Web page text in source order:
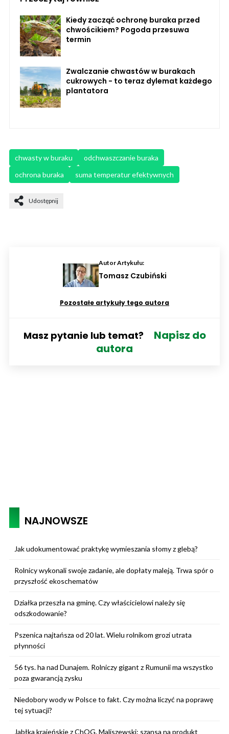
Kiedy zacząć ochronę buraka przed
chwościkiem? Pogoda przesuwa
termin
Zwalczanie chwastów w burakach
cukrowych - to teraz dylemat każdego
plantatora
chwasty w buraku
odchwaszczanie buraka
ochrona buraka
suma temperatur efektywnych
Udostępnij
Autor Artykułu:
Tomasz Czubiński
Pozostałe artykuły tego autora
Masz pytanie lub temat?
Napisz do
autora
NAJNOWSZE
Jak udokumentować praktykę wymieszania słomy z glebą?
Rolnicy wykonali swoje zadanie, ale dopłaty maleją. Trwa spór o
przyszłość ekoschematów
Działka przeszła na gminę. Czy właścicielowi należy się
odszkodowanie?
Pszenica najtańsza od 20 lat. Wielu rolnikom grozi utrata
płynności
56 tys. ha nad Dunajem. Rolniczy gigant z Rumunii ma wszystko
poza gwarancją zysku
Niedobory wody w Polsce to fakt. Czy można liczyć na poprawę
tej sytuacji?
Jabłka krajeńskie z ChOG. Maliszewski: szansa na produkt